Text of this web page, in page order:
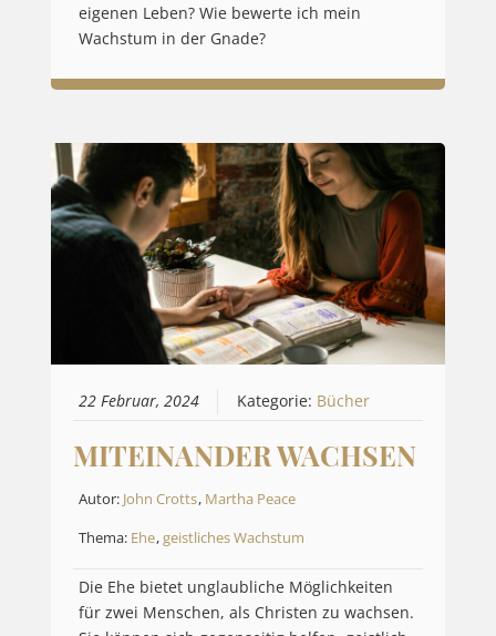
eigenen Leben? Wie bewerte ich mein
Wachstum in der Gnade?
22 Februar, 2024 Kategorie: Bücher
MITEINANDER WACHSEN
Autor: John Crotts, Martha Peace
Thema: Ehe,geistliches Wachstum
Die Ehe bietet unglaubliche Möglichkeiten
für zwei Menschen, als Christen zu wachsen.